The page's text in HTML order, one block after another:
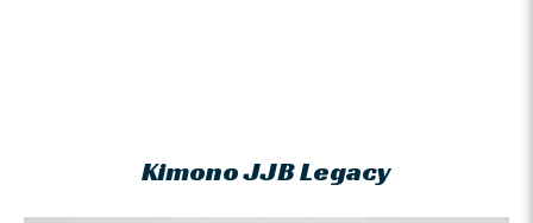
Kimono JJB Legacy